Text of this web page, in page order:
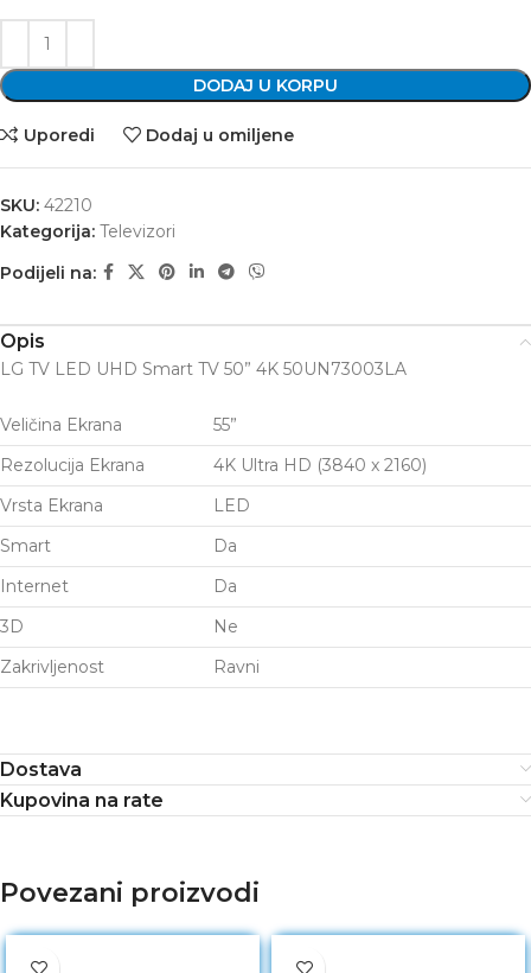
DODAJ U KORPU
Uporedi Dodaj u omiljene
SKU: 42210
Kategorija: Televizori
Podijeli na:
Opis
LG TV LED UHD Smart TV 50” 4K 50UN73003LA
Veličina Ekrana
55”
Rezolucija Ekrana
4K Ultra HD (3840 x 2160)
Vrsta Ekrana
LED
Smart
Da
Internet
Da
3D
Ne
Zakrivljenost
Ravni
Dostava
Kupovina na rate
Povezani proizvodi